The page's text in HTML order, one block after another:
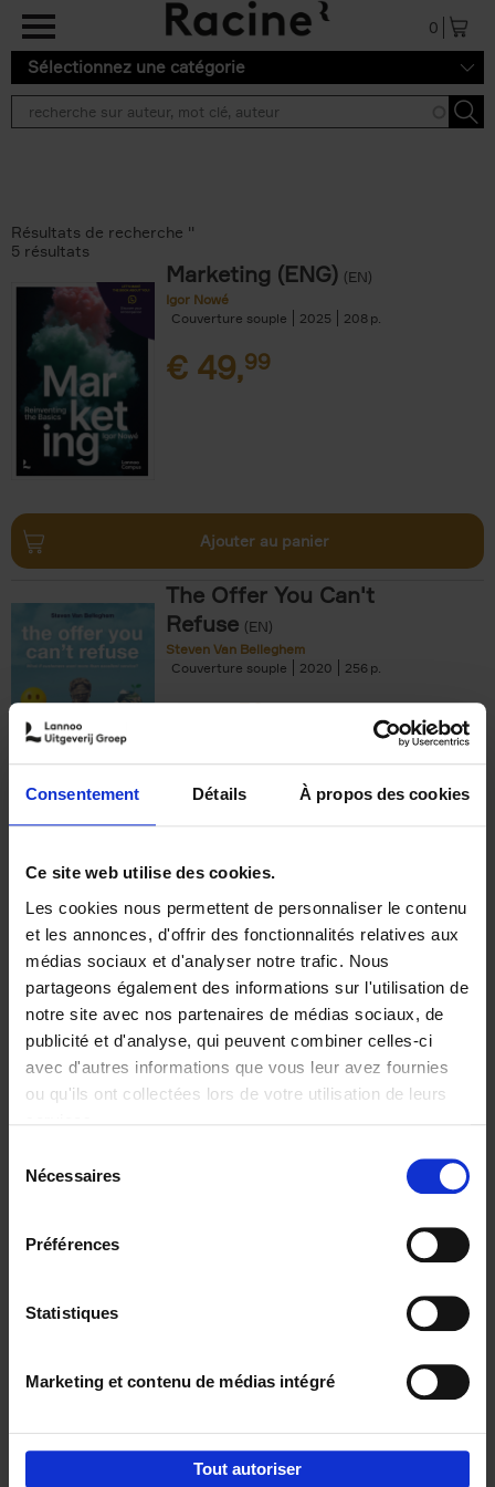
Consentement Détails À propos des cookies
Ce site web utilise des cookies.
Les cookies nous permettent de personnaliser le contenu
et les annonces, d'offrir des fonctionnalités relatives aux
médias sociaux et d'analyser notre trafic. Nous
partageons également des informations sur l'utilisation de
notre site avec nos partenaires de médias sociaux, de
publicité et d'analyse, qui peuvent combiner celles-ci
avec d'autres informations que vous leur avez fournies
ou qu'ils ont collectées lors de votre utilisation de leurs
Nécessaires
Préférences
Statistiques
Marketing et contenu de médias intégré
Tout autoriser
Aller au contenu principal
0
Sélectionnez une catégorie
Résultats de recherche ''
5 résultats
Marketing (ENG) (EN)
Igor Nowé
Couverture souple
2025 208
€ 49,99
Ajouter au panier
The Offer You Can't
Refuse (EN)
Steven Van Belleghem
Couverture souple
2020 256
€37,50
Building Bonds = Building
Business
Jochen Roef Jozefien De Feyter
Carolien Boom
Couverture souple
2025 200
€29,99
Digital marketing like a PRO -
completely revised edition (EN)